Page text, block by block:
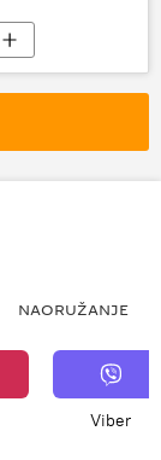
NAORUŽANJE
Viber